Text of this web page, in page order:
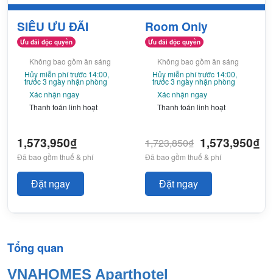
SIÊU ƯU ĐÃI
Ưu đãi độc quyền
Không bao gồm ăn sáng
Hủy miễn phí trước 14:00,
trước 3 ngày nhận phòng
Xác nhận ngay
Thanh toán linh hoạt
1,573,950₫
Đã bao gồm thuế & phí
Đặt ngay
Room Only
Ưu đãi độc quyền
Không bao gồm ăn sáng
Hủy miễn phí trước 14:00,
trước 3 ngày nhận phòng
Xác nhận ngay
Thanh toán linh hoạt
1,723,850₫ 1,573,950₫
Đã bao gồm thuế & phí
Đặt ngay
Tổng quan
VNAHOMES Aparthotel